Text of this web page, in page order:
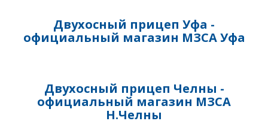
Двухосный прицеп Уфа -
официальный магазин МЗСА Уфа
Двухосный прицеп Челны -
официальный магазин МЗСА
Н.Челны